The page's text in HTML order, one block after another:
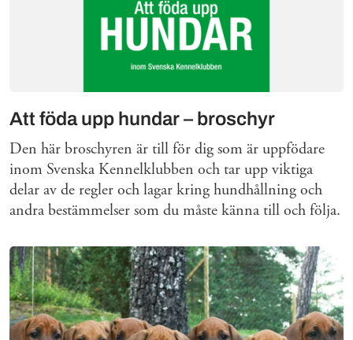
Att föda upp hundar – broschyr
Den här broschyren är till för dig som är uppfödare
inom Svenska Kennelklubben och tar upp viktiga
delar av de regler och lagar kring hundhållning och
andra bestämmelser som du måste känna till och följa.